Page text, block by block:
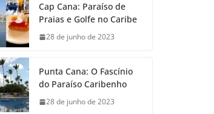
Cap Cana: Paraíso de
Praias e Golfe no Caribe
28 de junho de 2023
Punta Cana: O Fascínio
do Paraíso Caribenho
28 de junho de 2023